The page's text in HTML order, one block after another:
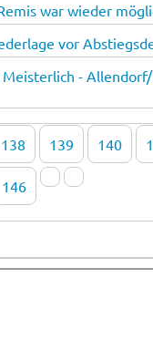
war wieder
vor
Meis­ter­lich -
138 139 140
146